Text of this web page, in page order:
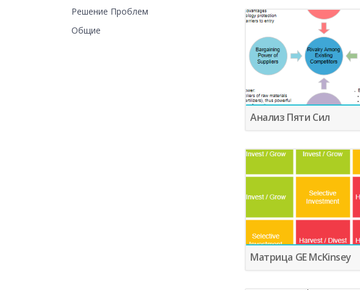
Решение Проблем
Общие
Анализ Пяти Сил
Матрица GE McKinsey